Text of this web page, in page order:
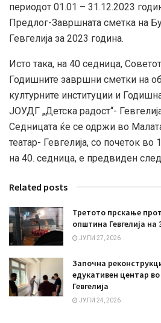
периодот 01.01 – 31.12.2023
Предлог-Завршната сметка на
Гевгелија за 2023 година.
Исто така, на 40 седница,
Годишните завршни сметки на
културните институции и
ЈОУДГ „Детска радост“-
Седницата ќе се одржи во
театар- Гевгелија, со почеток во
на 40. седница, е предвиден
Related posts
Третото прскање
општина Гевгелија на
ЈУЛИ 27, 2026
Започна
едукативен центар
Гевгелија
ЈУЛИ 24, 2026